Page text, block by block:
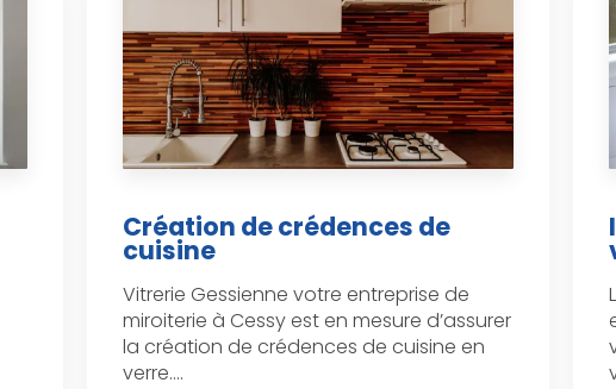
Création de crédences de
cuisine
Vitrerie Gessienne votre entreprise de
miroiterie à Cessy est en mesure d’assurer
la création de crédences de cuisine en
verre....